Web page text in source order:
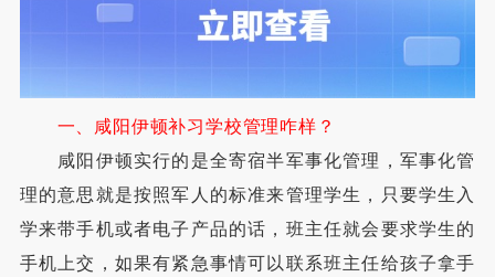
一、咸阳伊顿补习学校管理咋样？
咸阳伊顿实行的是全寄宿半军事化管理，军事化管
理的意思就是按照军人的标准来管理学生，只要学生入
学来带手机或者电子产品的话，班主任就会要求学生的
手机上交，如果有紧急事情可以联系班主任给孩子拿手